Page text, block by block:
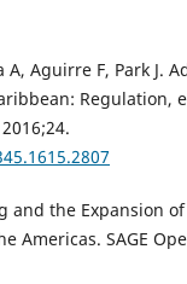
A, Aguirre F, Park J.
Regulation,
and the Expansion
Americas. SAGE